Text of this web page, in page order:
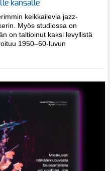
kansalle
keikkailevia jazz-
Myös studiossa on
on taltioinut kaksi levyllistä
1950–60-luvun